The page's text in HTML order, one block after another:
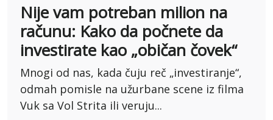
Nije vam potreban milion na
računu: Kako da počnete da
investirate kao „običan čovek“
Mnogi od nas, kada čuju reč „investiranje“,
odmah pomisle na užurbane scene iz filma
Vuk sa Vol Strita ili veruju...